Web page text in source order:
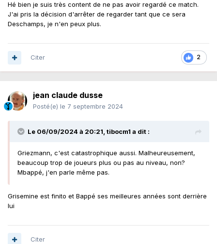
Hé bien je suis très content de ne pas avoir regardé ce match.
J'ai pris la décision d'arrêter de regarder tant que ce sera
Deschamps, je n'en peux plus.
2
Citer
jean claude dusse
Posté(e) le 7 septembre 2024
Le 06/09/2024 à 20:21, tibocm1 a dit :
Griezmann, c'est catastrophique aussi. Malheureusement,
beaucoup trop de joueurs plus ou pas au niveau, non?
Mbappé, j'en parle même pas.
Grisemine est finito et Bappé ses meilleures années sont derrière
lui
Citer